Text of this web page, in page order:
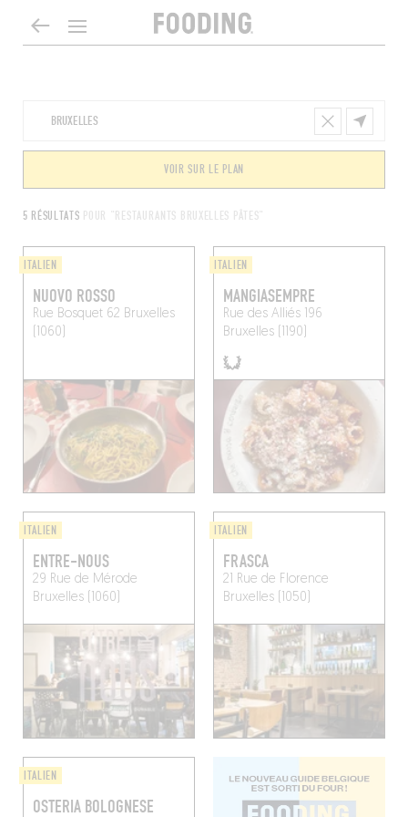
5 RÉSULTATS POUR "RESTAURANTS BRUXELLES PÂTES"
VOIR SUR LE PLAN
ITALIEN
NUOVO ROSSO
Rue Bosquet 62 Bruxelles
(1060)
ITALIEN
MANGIASEMPRE
Rue des Alliés 196
Bruxelles (1190)
ITALIEN
ENTRE-NOUS
29 Rue de Mérode
Bruxelles (1060)
ITALIEN
FRASCA
21 Rue de Florence
Bruxelles (1050)
ITALIEN
OSTERIA BOLOGNESE